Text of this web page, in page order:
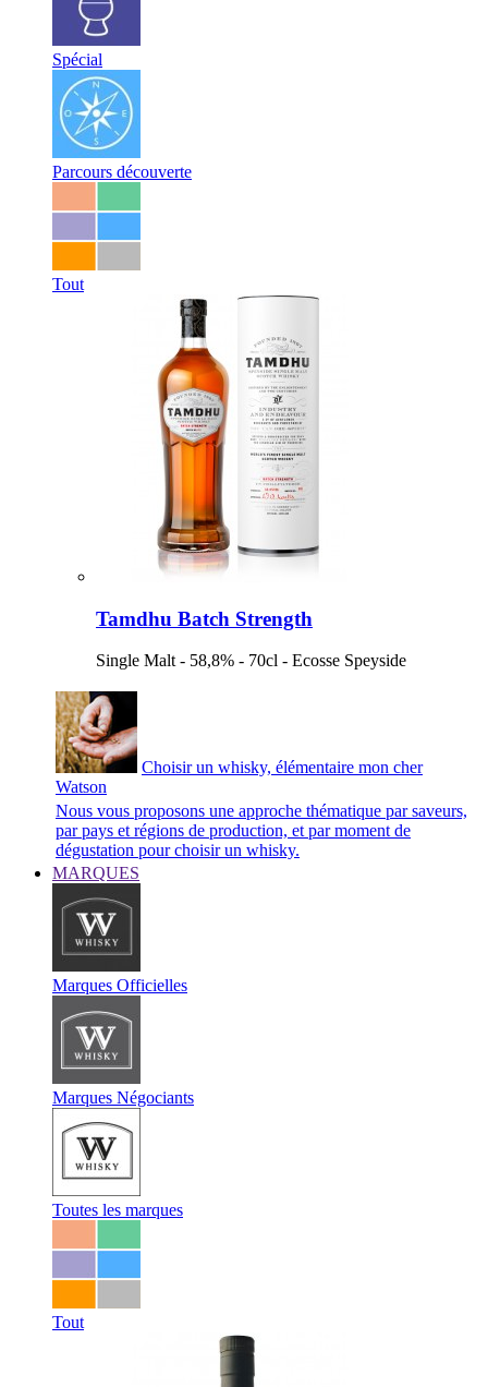
Spécial
Parcours découverte
Tout
Tamdhu Batch Strength
Single Malt - 58,8% - 70cl - Ecosse Speyside
Choisir un whisky, élémentaire mon cher
Watson
Nous vous proposons une approche thématique par saveurs,
par pays et régions de production, et par moment de
dégustation pour choisir un whisky.
MARQUES
Marques Officielles
Marques Négociants
Toutes les marques
Tout